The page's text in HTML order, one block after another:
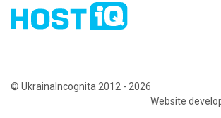
© UkrainaIncognita 2012 - 2026
Website